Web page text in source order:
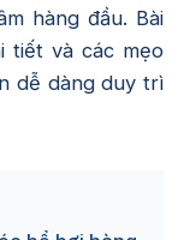
hàng đầu. Bài
tiết và các mẹo
dễ dàng duy trì